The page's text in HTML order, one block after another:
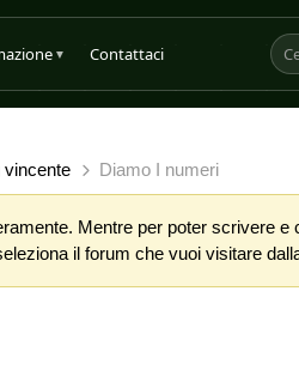
▼ Contattaci
vincente Diamo I numeri
Mentre per poter scrivere
il forum che vuoi visitare